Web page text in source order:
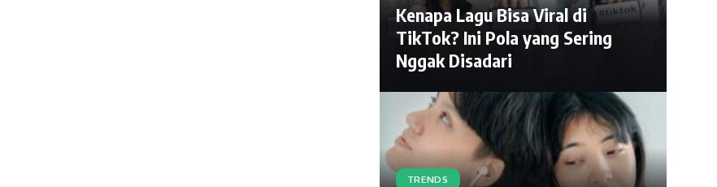
Kenapa Lagu Bisa Viral di
TikTok? Ini Pola yang Sering
Nggak Disadari
TRENDS